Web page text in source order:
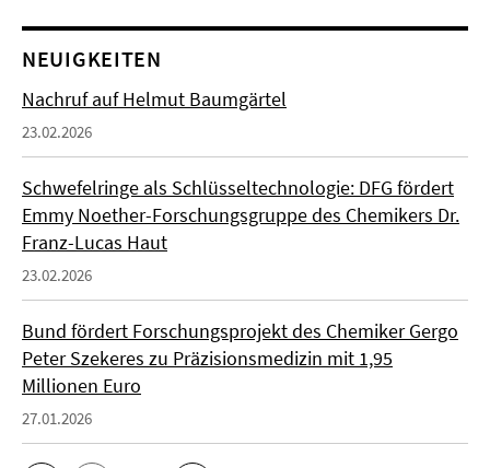
NEUIGKEITEN
Nachruf auf Helmut Baumgärtel
23.02.2026
Schwefelringe als Schlüsseltechnologie: DFG fördert
Emmy Noether-Forschungsgruppe des Chemikers Dr.
Franz-Lucas Haut
23.02.2026
Bund fördert Forschungsprojekt des Chemiker Gergo
Peter Szekeres zu Präzisionsmedizin mit 1,95
Millionen Euro
27.01.2026